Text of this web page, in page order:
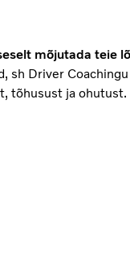
mõjutada teie
sh Driver
tõhusust ja